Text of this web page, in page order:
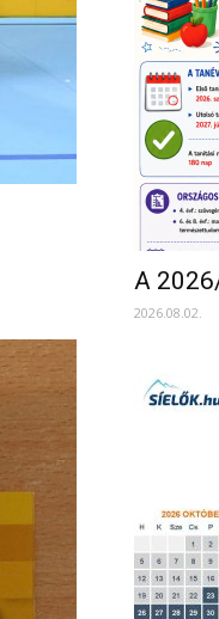
A
2026.08.02.